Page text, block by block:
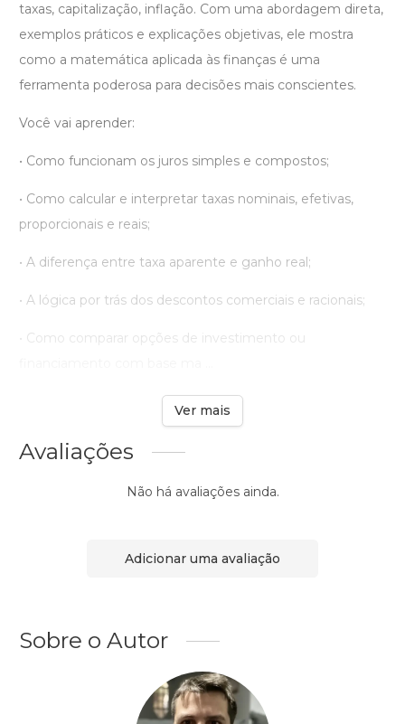
taxas, capitalização, inflação. Com uma abordagem direta,
exemplos práticos e explicações objetivas, ele mostra
como a matemática aplicada às finanças é uma
ferramenta poderosa para decisões mais conscientes.
Você vai aprender:
• Como funcionam os juros simples e compostos;
• Como calcular e interpretar taxas nominais, efetivas,
proporcionais e reais;
• A diferença entre taxa aparente e ganho real;
• A lógica por trás dos descontos comerciais e racionais;
• Como comparar opções de investimento ou
Ver mais
Avaliações
Não há avaliações ainda.
Adicionar uma avaliação
Sobre o Autor